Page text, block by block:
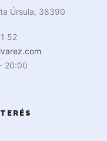
Úrsula, 38390
52
20:00